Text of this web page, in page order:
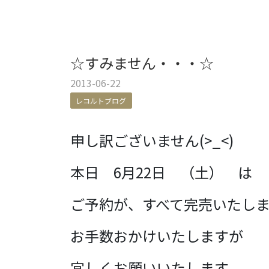
☆すみません・・・☆
2013-06-22
レコルトブログ
申し訳ございません(>_<)
本日 6月22日 （土） は
ご予約が、すべて完売いたし
お手数おかけいたしますが